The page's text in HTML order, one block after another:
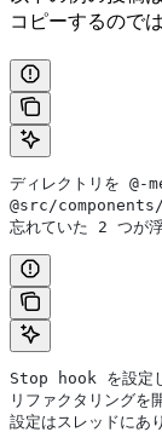
コピーするので
ディレクトリを @-
@src/components/
忘れていた 2 つが浮
Stop hook を設定し
リファクタリングを
設定はスレッドにあ